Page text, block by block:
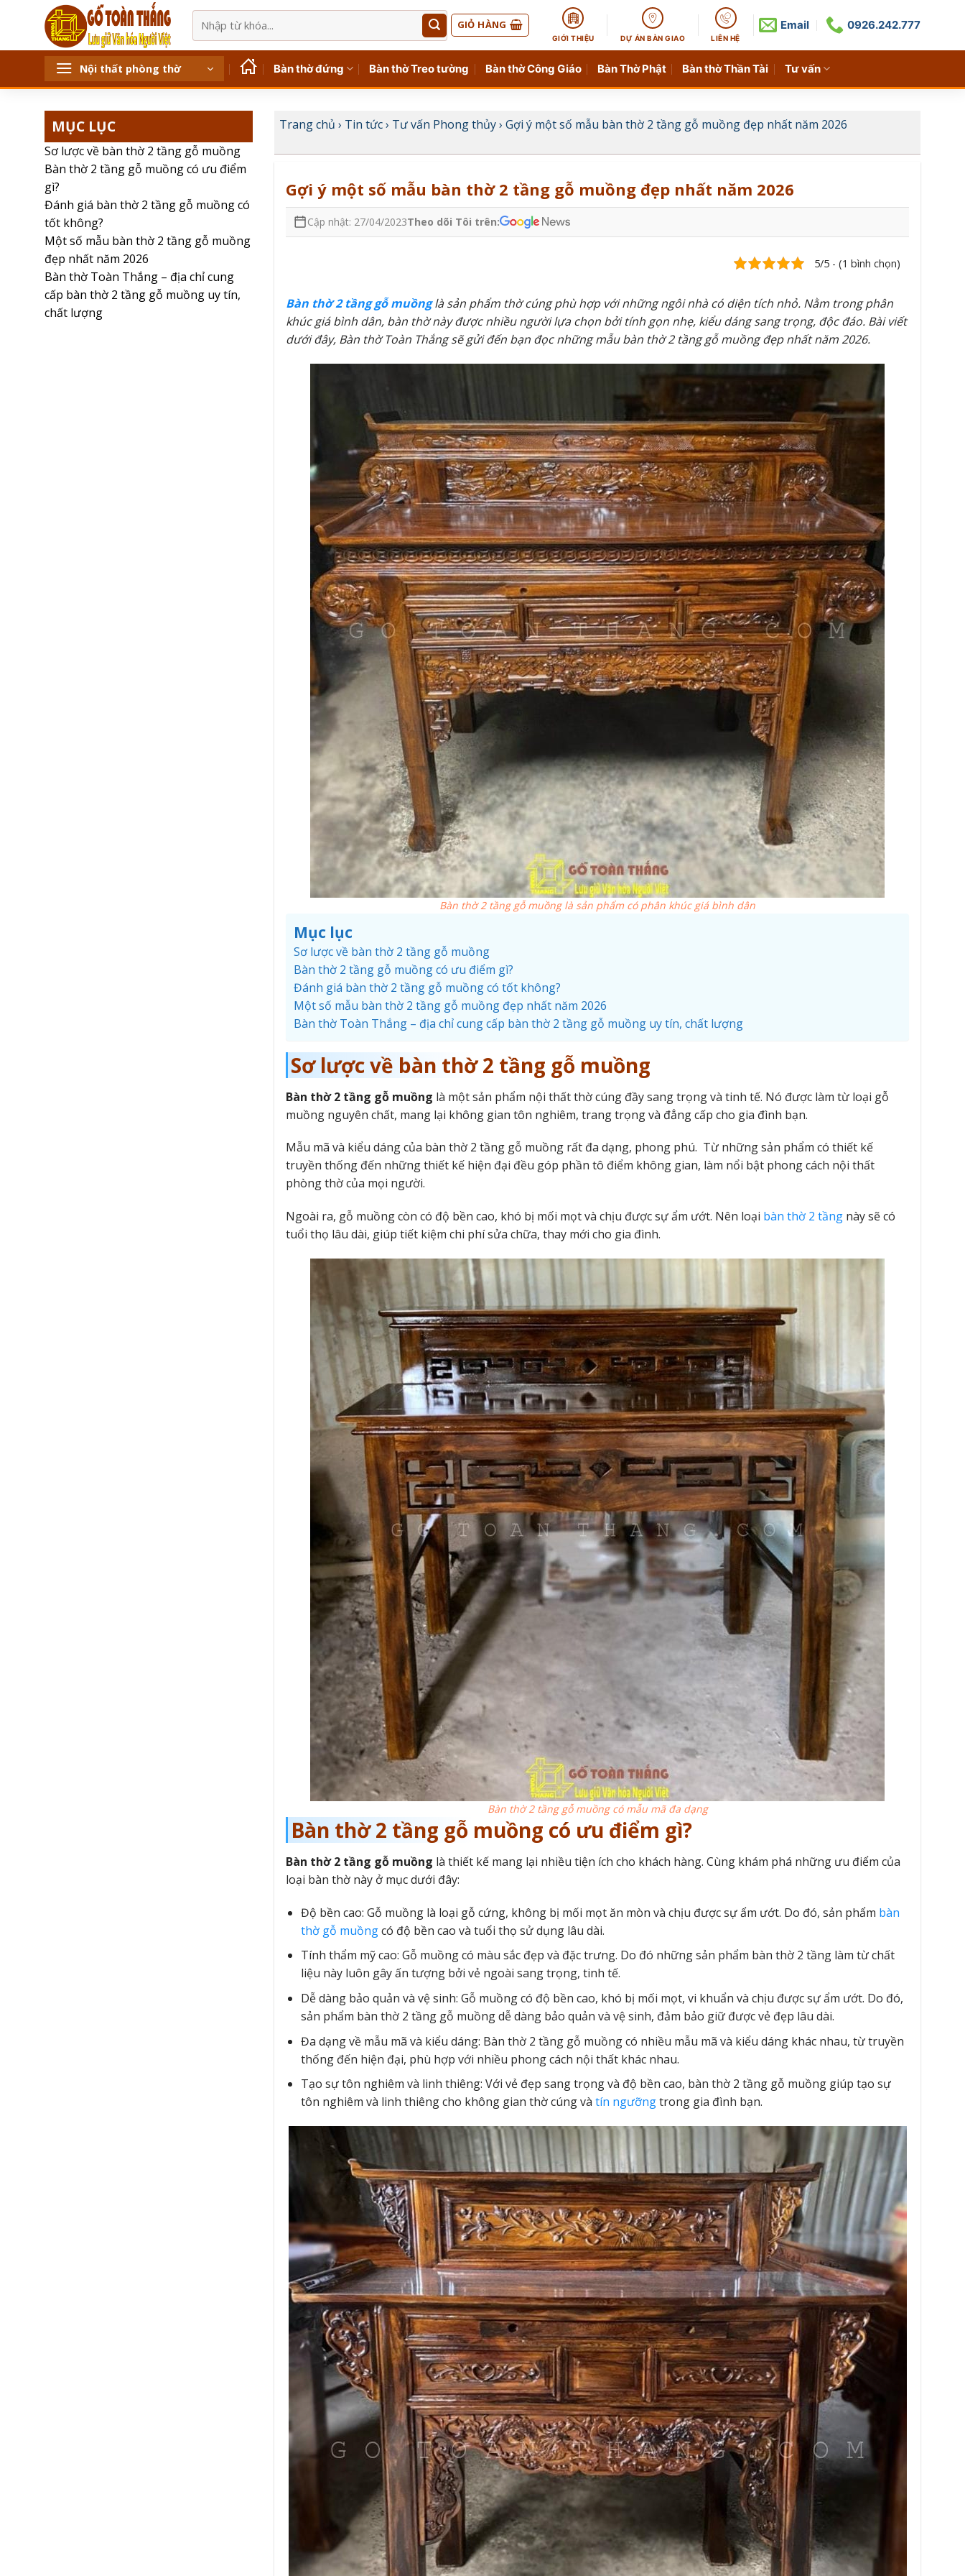
kiếm:
GIỎ HÀNG
GIỚI THIỆU DỰ ÁN BÀN GIAO LIÊN HỆ
Email 0926.242.777
Nội thất phòng thờ Bàn thờ đứng Bàn thờ Treo tường Bàn thờ Công Giáo Bàn Thờ Phật Bàn thờ Thần Tài Tư vấn
MỤC LỤC
Sơ lược về bàn thờ 2 tầng gỗ muồng
Bàn thờ 2 tầng gỗ muồng có ưu điểm
gì?
Đánh giá bàn thờ 2 tầng gỗ muồng có
tốt không?
Một số mẫu bàn thờ 2 tầng gỗ muồng
đẹp nhất năm 2026
Bàn thờ Toàn Thắng – địa chỉ cung
cấp bàn thờ 2 tầng gỗ muồng uy tín,
chất lượng
Trang chủ › Tin tức› Tư vấn Phong thủy› Gợi ý một số mẫu bàn thờ 2 tầng gỗ muồng đẹp nhất năm 2026
Gợi ý một số mẫu bàn thờ 2 tầng gỗ muồng đẹp nhất năm 2026
Cập nhật: 27/04/2023Theo dõi Tôi trên:
5/5 - (1 bình chọn)
Bàn thờ 2 tầng gỗ muồnglà sản phẩm thờ cúng phù hợp với những ngôi nhà có diện tích nhỏ. Nằm trong phân
khúc giá bình dân, bàn thờ này được nhiều người lựa chọn bởi tính gọn nhẹ, kiểu dáng sang trọng, độc đáo. Bài viết
dưới đây, Bàn thờ Toàn Thắng sẽ gửi đến bạn đọc những mẫu bàn thờ 2 tầng gỗ muồng đẹp nhất năm 2026.
Bàn thờ 2 tầng gỗ muồng là sản phẩm có phân khúc giá bình dân
Mục lục
Sơ lược về bàn thờ 2 tầng gỗ muồng
Bàn thờ 2 tầng gỗ muồng có ưu điểm gì?
Đánh giá bàn thờ 2 tầng gỗ muồng có tốt không?
Một số mẫu bàn thờ 2 tầng gỗ muồng đẹp nhất năm 2026
Bàn thờ Toàn Thắng – địa chỉ cung cấp bàn thờ 2 tầng gỗ muồng uy tín, chất lượng
Sơ lược về bàn thờ 2 tầng gỗ muồng
Bàn thờ 2 tầng gỗ muồng là một sản phẩm nội thất thờ cúng đầy sang trọng và tinh tế. Nó được làm từ loại gỗ
muồng nguyên chất, mang lại không gian tôn nghiêm, trang trọng và đẳng cấp cho gia đình bạn.
Mẫu mã và kiểu dáng của bàn thờ 2 tầng gỗ muồng rất đa dạng, phong phú. Từ những sản phẩm có thiết kế
truyền thống đến những thiết kế hiện đại đều góp phần tô điểm không gian, làm nổi bật phong cách nội thất
phòng thờ của mọi người.
Ngoài ra, gỗ muồng còn có độ bền cao, khó bị mối mọt và chịu được sự ẩm ướt. Nên loại bàn thờ 2 tầng này sẽ có
tuổi thọ lâu dài, giúp tiết kiệm chi phí sửa chữa, thay mới cho gia đình.
Bàn thờ 2 tầng gỗ muồng có mẫu mã đa dạng
Bàn thờ 2 tầng gỗ muồng có ưu điểm gì?
Bàn thờ 2 tầng gỗ muồng là thiết kế mang lại nhiều tiện ích cho khách hàng. Cùng khám phá những ưu điểm của
loại bàn thờ này ở mục dưới đây:
Độ bền cao: Gỗ muồng là loại gỗ cứng, không bị mối mọt ăn mòn và chịu được sự ẩm ướt. Do đó, sản phẩm bàn
thờ gỗ muồngcó độ bền cao và tuổi thọ sử dụng lâu dài.
Tính thẩm mỹ cao: Gỗ muồng có màu sắc đẹp và đặc trưng. Do đó những sản phẩm bàn thờ 2 tầng làm từ chất
liệu này luôn gây ấn tượng bởi vẻ ngoài sang trọng, tinh tế.
Dễ dàng bảo quản và vệ sinh: Gỗ muồng có độ bền cao, khó bị mối mọt, vi khuẩn và chịu được sự ẩm ướt. Do đó,
sản phẩm bàn thờ 2 tầng gỗ muồng dễ dàng bảo quản và vệ sinh, đảm bảo giữ được vẻ đẹp lâu dài.
Đa dạng về mẫu mã và kiểu dáng: Bàn thờ 2 tầng gỗ muồng có nhiều mẫu mã và kiểu dáng khác nhau, từ truyền
thống đến hiện đại, phù hợp với nhiều phong cách nội thất khác nhau.
Tạo sự tôn nghiêm và linh thiêng: Với vẻ đẹp sang trọng và độ bền cao, bàn thờ 2 tầng gỗ muồng giúp tạo sự
tôn nghiêm và linh thiêng cho không gian thờ cúng và tín ngưỡngtrong gia đình bạn.